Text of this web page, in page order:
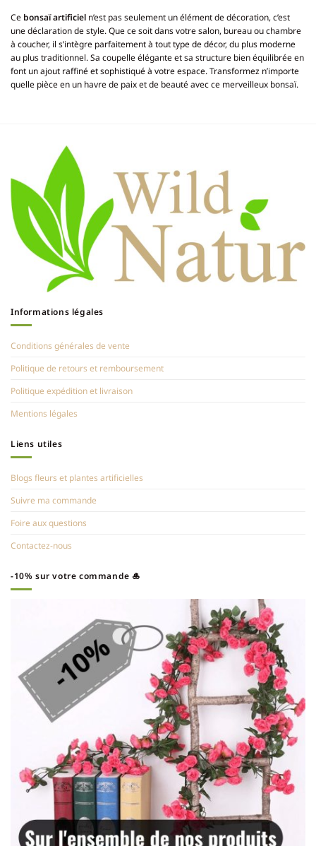
Ce bonsaï artificiel n’est pas seulement un élément de décoration, c’est
une déclaration de style. Que ce soit dans votre salon, bureau ou chambre
à coucher, il s’intègre parfaitement à tout type de décor, du plus moderne
au plus traditionnel. Sa coupelle élégante et sa structure bien équilibrée en
font un ajout raffiné et sophistiqué à votre espace. Transformez n’importe
quelle pièce en un havre de paix et de beauté avec ce merveilleux bonsaï.
Informations légales
Conditions générales de vente
Politique de retours et remboursement
Politique expédition et livraison
Mentions légales
Liens utiles
Blogs fleurs et plantes artificielles
Suivre ma commande
Foire aux questions
Contactez-nous
-10% sur votre commande 🎍